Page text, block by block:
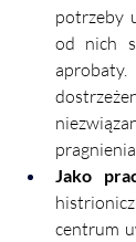
potrzeby
od nich
Jako
centrum